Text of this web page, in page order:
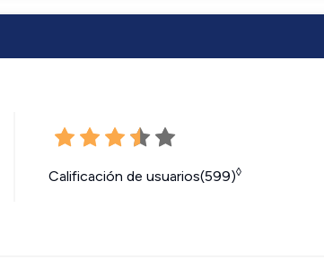
Calificación de usuarios(599)◊